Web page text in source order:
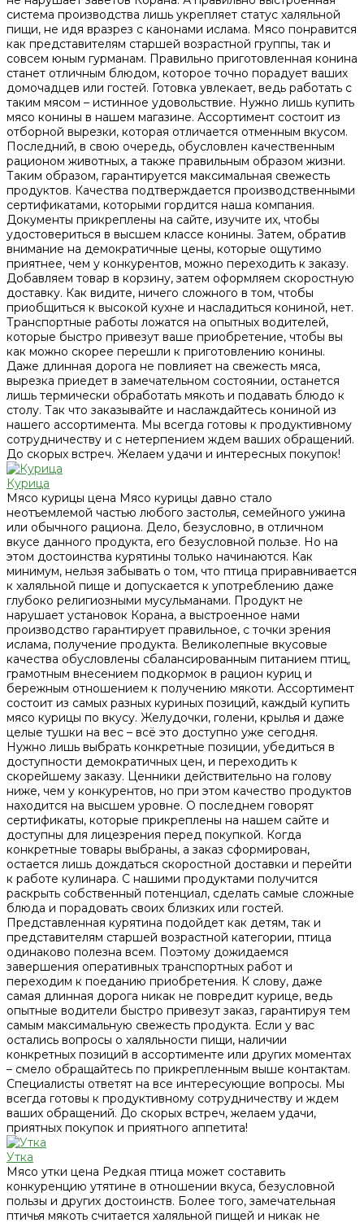
система производства лишь укрепляет статус халяльной
пищи, не идя вразрез с канонами ислама. Мясо понравится
как представителям старшей возрастной группы, так и
совсем юным гурманам. Правильно приготовленная конина
станет отличным блюдом, которое точно порадует ваших
домочадцев или гостей. Готовка увлекает, ведь работать с
таким мясом – истинное удовольствие. Нужно лишь купить
мясо конины в нашем магазине. Ассортимент состоит из
отборной вырезки, которая отличается отменным вкусом.
Последний, в свою очередь, обусловлен качественным
рационом животных, а также правильным образом жизни.
Таким образом, гарантируется максимальная свежесть
продуктов. Качества подтверждается производственными
сертификатами, которыми гордится наша компания.
Документы прикреплены на сайте, изучите их, чтобы
удостовериться в высшем классе конины. Затем, обратив
внимание на демократичные цены, которые ощутимо
приятнее, чем у конкурентов, можно переходить к заказу.
Добавляем товар в корзину, затем оформляем скоростную
доставку. Как видите, ничего сложного в том, чтобы
приобщиться к высокой кухне и насладиться кониной, нет.
Транспортные работы ложатся на опытных водителей,
которые быстро привезут ваше приобретение, чтобы вы
как можно скорее перешли к приготовлению конины.
Даже длинная дорога не повлияет на свежесть мяса,
вырезка приедет в замечательном состоянии, останется
лишь термически обработать мякоть и подавать блюдо к
столу. Так что заказывайте и наслаждайтесь кониной из
нашего ассортимента. Мы всегда готовы к продуктивному
сотрудничеству и с нетерпением ждем ваших обращений.
До скорых встреч. Желаем удачи и интересных покупок!
Курица
Мясо курицы цена Мясо курицы давно стало
неотъемлемой частью любого застолья, семейного ужина
или обычного рациона. Дело, безусловно, в отличном
вкусе данного продукта, его безусловной пользе. Но на
этом достоинства курятины только начинаются. Как
минимум, нельзя забывать о том, что птица приравнивается
к халяльной пище и допускается к употреблению даже
глубоко религиозными мусульманами. Продукт не
нарушает установок Корана, а выстроенное нами
производство гарантирует правильное, с точки зрения
ислама, получение продукта. Великолепные вкусовые
качества обусловлены сбалансированным питанием птиц,
грамотным внесением подкормок в рацион куриц и
бережным отношением к получению мякоти. Ассортимент
состоит из самых разных куриных позиций, каждый купить
мясо курицы по вкусу. Желудочки, голени, крылья и даже
целые тушки на вес – всё это доступно уже сегодня.
Нужно лишь выбрать конкретные позиции, убедиться в
доступности демократичных цен, и переходить к
скорейшему заказу. Ценники действительно на голову
ниже, чем у конкурентов, но при этом качество продуктов
находится на высшем уровне. О последнем говорят
сертификаты, которые прикреплены на нашем сайте и
доступны для лицезрения перед покупкой. Когда
конкретные товары выбраны, а заказ сформирован,
остается лишь дождаться скоростной доставки и перейти
к работе кулинара. С нашими продуктами получится
раскрыть собственный потенциал, сделать самые сложные
блюда и порадовать своих близких или гостей.
Представленная курятина подойдет как детям, так и
представителям старшей возрастной категории, птица
одинаково полезна всем. Поэтому дожидаемся
завершения оперативных транспортных работ и
переходим к поеданию приобретения. К слову, даже
самая длинная дорога никак не повредит курице, ведь
опытные водители быстро привезут заказ, гарантируя тем
самым максимальную свежесть продукта. Если у вас
остались вопросы о халяльности пищи, наличии
конкретных позиций в ассортименте или других моментах
– смело обращайтесь по прикрепленным выше контактам.
Специалисты ответят на все интересующие вопросы. Мы
всегда готовы к продуктивному сотрудничеству и ждем
ваших обращений. До скорых встреч, желаем удачи,
приятных покупок и приятного аппетита!
Утка
Мясо утки цена Редкая птица может составить
конкуренцию утятине в отношении вкуса, безусловной
пользы и других достоинств. Более того, замечательная
птичья мякоть считается халяльной пищей и никак не